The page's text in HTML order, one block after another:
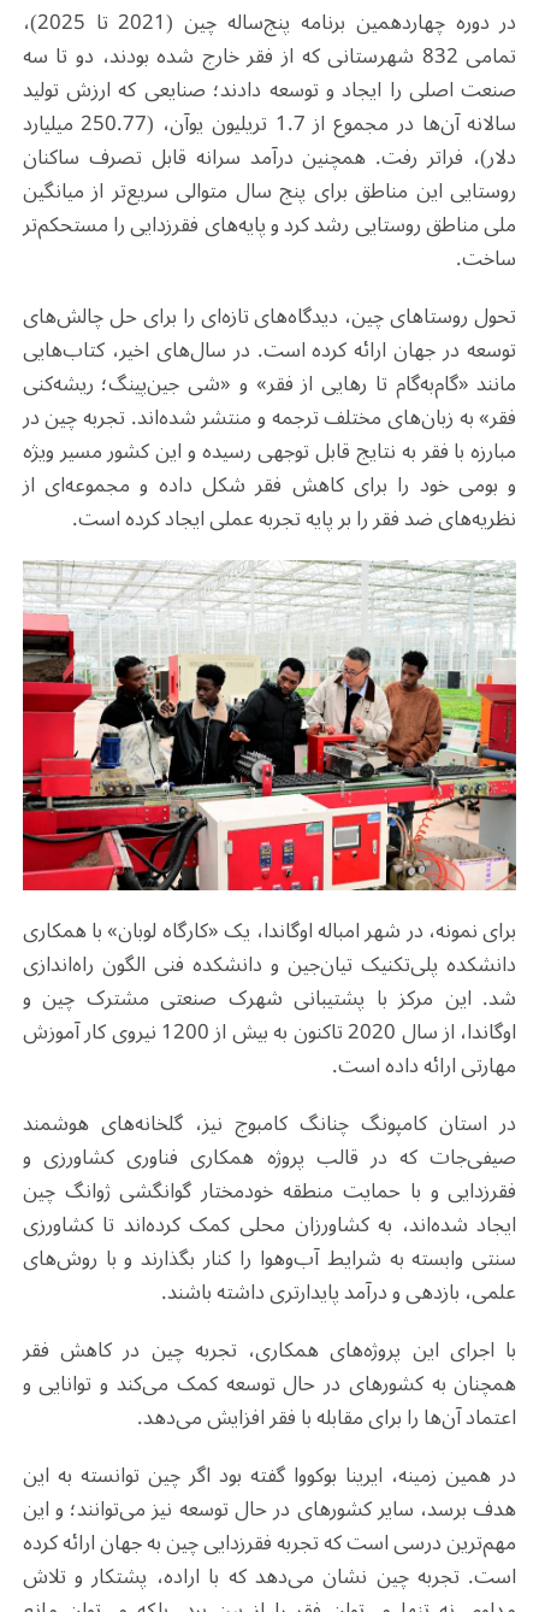
در دوره چهاردهمین برنامه پنج‌ساله چین (2021 تا 2025)،
تمامی 832 شهرستانی که از فقر خارج شده بودند، دو تا سه
صنعت اصلی را ایجاد و توسعه دادند؛ صنایعی که ارزش تولید
سالانه آن‌ها در مجموع از 1.7 تریلیون یوآن، (250.77 میلیارد
دلار)، فراتر رفت. همچنین درآمد سرانه قابل تصرف ساکنان
روستایی این مناطق برای پنج سال متوالی سریع‌تر از میانگین
ملی مناطق روستایی رشد کرد و پایه‌های فقر‌زدایی را مستحکم‌تر
ساخت.
تحول روستاهای چین، دیدگاه‌های تازه‌ای را برای حل چالش‌های
توسعه در جهان ارائه کرده است. در سال‌های اخیر، کتاب‌هایی
مانند «گام‌به‌گام تا رهایی از فقر» و «شی جین‌پینگ؛ ریشه‌کنی
فقر» به زبان‌های مختلف ترجمه و منتشر شده‌اند. تجربه چین در
مبارزه با فقر به نتایج قابل توجهی رسیده و این کشور مسیر ویژه
و بومی خود را برای کاهش فقر شکل داده و مجموعه‌ای از
نظریه‌های ضد فقر را بر پایه تجربه عملی ایجاد کرده است.
برای نمونه، در شهر امباله اوگاندا، یک «کارگاه لوبان» با همکاری
دانشکده پلی‌تکنیک تیان‌جین و دانشکده فنی الگون راه‌اندازی
شد. این مرکز با پشتیبانی شهرک صنعتی مشترک چین و
اوگاندا، از سال 2020 تاکنون به بیش از 1200 نیروی کار آموزش
مهارتی ارائه داده است.
در استان کامپونگ چنانگ کامبوج نیز، گلخانه‌های هوشمند
صیفی‌جات که در قالب پروژه همکاری فناوری کشاورزی و
فقر‌زدایی و با حمایت منطقه خودمختار گوانگشی ژوانگ چین
ایجاد شده‌اند، به کشاورزان محلی کمک کرده‌اند تا کشاورزی
سنتی وابسته به شرایط آب‌وهوا را کنار بگذارند و با روش‌های
علمی، بازدهی و درآمد پایدارتری داشته باشند.
با اجرای این پروژه‌های همکاری، تجربه چین در کاهش فقر
همچنان به کشورهای در حال توسعه کمک می‌کند و توانایی و
اعتماد آن‌ها را برای مقابله با فقر افزایش می‌دهد.
در همین زمینه، ایرینا بوکووا گفته بود اگر چین توانسته به این
هدف برسد، سایر کشورهای در حال توسعه نیز می‌توانند؛ و این
مهم‌ترین درسی است که تجربه فقر‌زدایی چین به جهان ارائه کرده
است. تجربه چین نشان می‌دهد که با اراده، پشتکار و تلاش